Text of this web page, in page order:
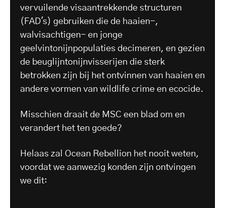
vervuilende visaantrekkende structuren
(FAD's) gebruiken die de haaien-,
walvisachtigen- en jonge
geelvintonijnpopulaties decimeren, en gezien
de beuglijntonijnvisserijen die sterk
betrokken zijn bij het ontvinnen van haaien en
andere vormen van wildlife crime en ecocide.
Misschien draait de MSC een blad om en
verandert het ten goede?
Helaas zal Ocean Rebellion het nooit weten,
voordat we aanwezig konden zijn ontvingen
we dit: